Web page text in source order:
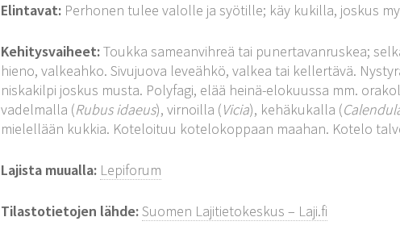
Elintavat: Perhonen tulee valolle ja syötille; käy kukilla, joskus
Kehitysvaiheet:Toukka sameanvihreä tai punertavanruskea;
hieno, valkeahko. Sivujuova leveähkö, valkea tai kellertävä.
niskakilpi joskus musta. Polyfagi, elää heinä-elokuussa mm.
vadelmalla (Rubus idaeus), virnoilla (Vicia), kehäkukalla (
mielellään kukkia. Koteloituu kotelokoppaan maahan. Kotelo
Lajista muualla: Lepiforum
Tilastotietojen lähde:Suomen Lajitietokeskus – Laji.fi